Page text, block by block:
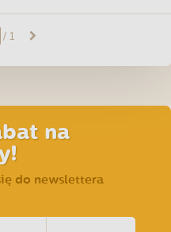
/ 1
na
do newslettera